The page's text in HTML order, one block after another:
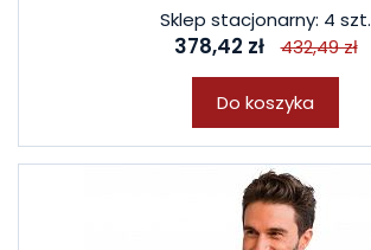
Sklep stacjonarny: 4 szt.
378,42 zł 432,49 zł
Do koszyka